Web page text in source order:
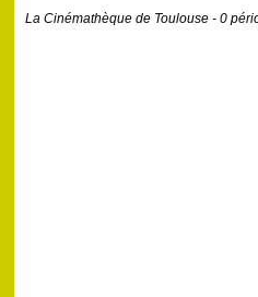
La Cinémathèque de Toulouse - 0